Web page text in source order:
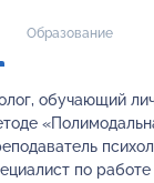
Образование
обучающий
по